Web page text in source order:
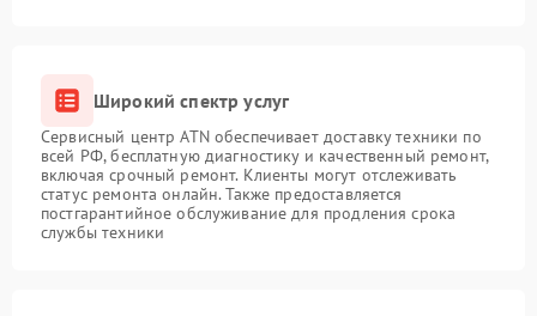
Широкий спектр услуг
Сервисный центр ATN обеспечивает доставку техники по
всей РФ, бесплатную диагностику и качественный ремонт,
включая срочный ремонт. Клиенты могут отслеживать
статус ремонта онлайн. Также предоставляется
постгарантийное обслуживание для продления срока
службы техники